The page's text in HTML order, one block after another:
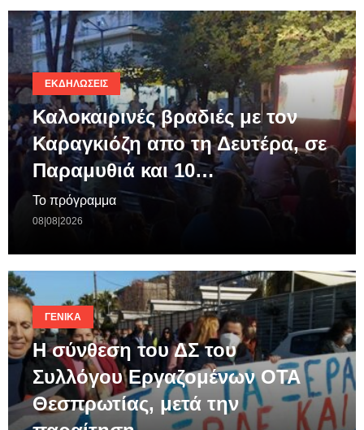
ΕΚΔΗΛΏΣΕΙΣ
Καλοκαιρινές βραδιές με τον
Καραγκιόζη απο τη Δευτέρα, σε
Παραμυθιά και 10…
Το πρόγραμμα
08|08|2026
ΓΕΝΙΚΆ
Η σύνθεση του ΔΣ του
Συλλόγου Εργαζομένων ΟΤΑ
Θεσπρωτίας, μετά την